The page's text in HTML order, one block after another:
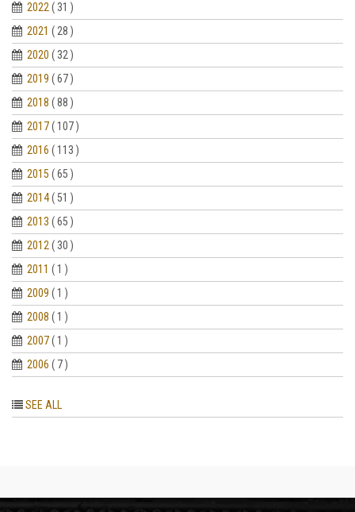
2022 ( 31 )
2021 ( 28 )
2020 ( 32 )
2019 ( 67 )
2018 ( 88 )
2017( 107 )
2016 ( 113 )
2015 ( 65 )
2014( 51 )
2013 ( 65 )
2012 ( 30 )
2011 ( 1 )
2009 ( 1 )
2008 ( 1 )
2007( 1 )
2006 ( 7 )
SEE ALL